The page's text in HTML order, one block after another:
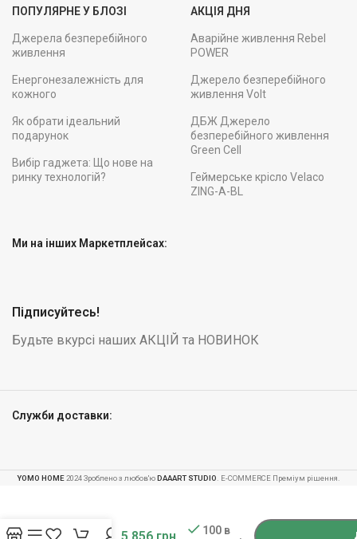
ПОПУЛЯРНЕ У БЛОЗІ
Джерела безперебійного
живлення
Енергонезалежність для
кожного
Як обрати ідеальний
подарунок
Вибір гаджета: Що нове на
ринку технологій?
АКЦІЯ ДНЯ
Аварійне живлення Rebel
POWER
Джерело безперебійного
живлення Volt
ДБЖ Джерело
безперебійного живлення
Green Cell
Геймерське крісло Velaco
ZING-A-BL
Ми на інших Маркетплейсах:
Підписуйтесь!
Будьте вкурсі наших АКЦІЙ та НОВИНОК
Служби доставки:
YOMO HOME 2024 Зроблено з любов'юDAAART STUDIO . E-COMMERCE Преміум рішення.
навушники
5 856 грн
100 в